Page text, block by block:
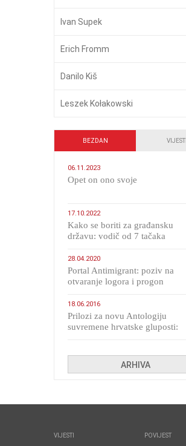
Ivan Supek
Erich Fromm
Danilo Kiš
Leszek Kołakowski
BEZDAN VIJESTI
06.11.2023
​Opet on ono svoje
17.10.2022
Kako se boriti za građansku
državu: vodič od 7 tačaka
28.04.2020
Portal Antimigrant: poziv na
otvaranje logora i progon
18.06.2016
Prilozi za novu Antologiju
suvremene hrvatske gluposti:
ARHIVA
VIJESTI POVIJEST